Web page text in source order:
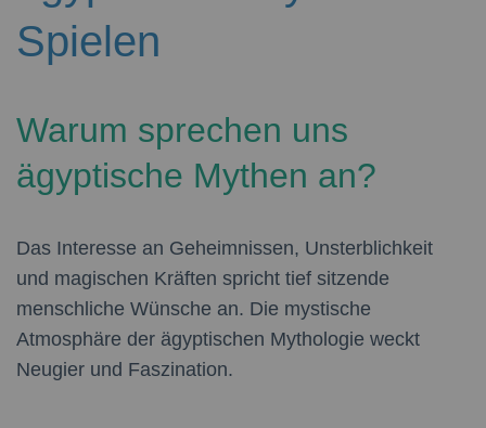
Spielen
Warum sprechen uns
ägyptische Mythen an?
Das Interesse an Geheimnissen, Unsterblichkeit
und magischen Kräften spricht tief sitzende
menschliche Wünsche an. Die mystische
Atmosphäre der ägyptischen Mythologie weckt
Neugier und Faszination.